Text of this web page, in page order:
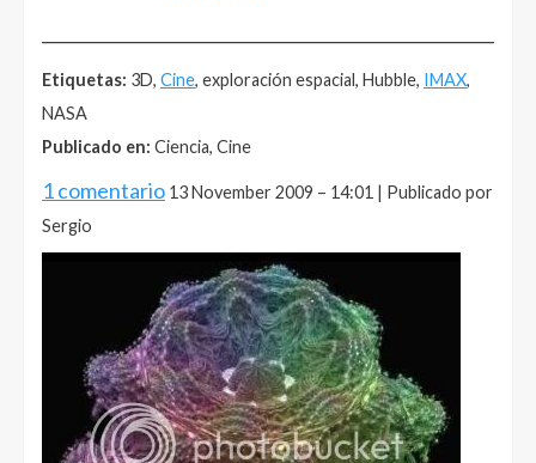
Etiquetas: 3D, Cine, exploración espacial, Hubble, IMAX,
NASA
Publicado en: Ciencia, Cine
1 comentario 13 November 2009 – 14:01 | Publicado por
Sergio